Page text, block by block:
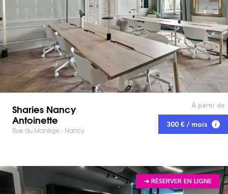
Sharies Nancy
Antoinette
Rue du Manège - Nancy
À partir de
300 € / mois
➔ RÉSERVER EN LIGNE